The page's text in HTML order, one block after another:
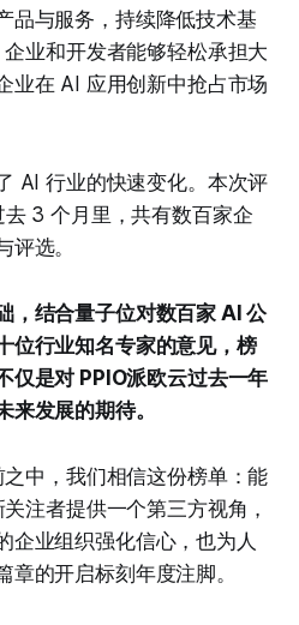
品与服务，持续降低技术基
业和开发者能够轻松承担大
业在 AI 应用创新中抢占市场
AI 行业的快速变化。本次评
3 个月里，共有数百家企
评选。
，结合量子位对数百家 AI 公
位行业知名专家的意见，榜
仅是对 PPIO派欧云过去一年
发展的期待。
中，我们相信这份榜单：能
注者提供一个第三方视角，
企业组织强化信心，也为人
的开启标刻年度注脚。